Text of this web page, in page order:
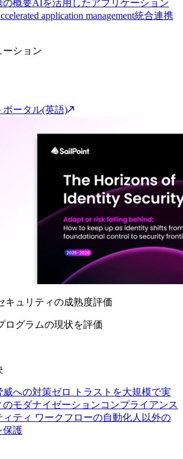
の概要AIを活用したアプリケーション
application management統合連携
ーション
ポータル(英語)
キュリティの成熟度評価
ログラムの現状を評価
威への対策ゼロ トラストを大規模で実
モダナイゼーションコンプライアンス
ィティ ワークフローの自動化人以外の
保護